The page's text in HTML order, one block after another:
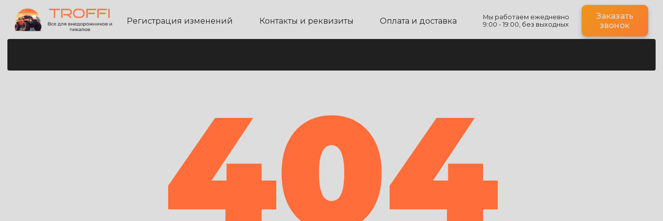
Регистрация изменений Контакты и реквизиты Оплата и доставка
Мы работаем ежедневно
9:00 - 19:00, без выходных
Заказать
звонок
404